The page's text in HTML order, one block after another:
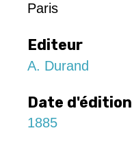
Paris
Editeur
A. Durand
Date d'édition
1885